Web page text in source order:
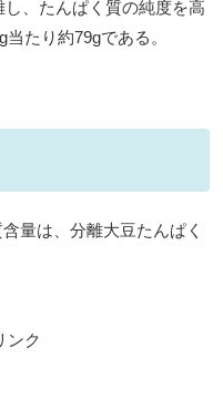
、たんぱく質の純度を高
たり約79gである。
量は、分離大豆たんぱく
ンク